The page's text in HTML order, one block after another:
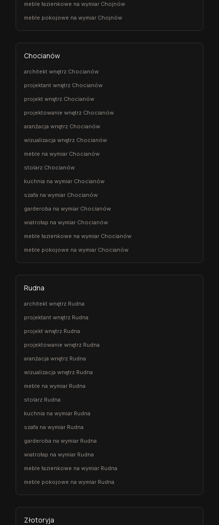
meble łazienkowe na wymiar Chojnów
meble pokojowe na wymiar Chojnów
Chocianów
architekt wnętrz Chocianów
projektant wnętrz Chocianów
projekt wnętrz Chocianów
projektowanie wnętrz Chocianów
aranżacja wnętrz Chocianów
wizualizacja wnętrz Chocianów
meble na wymiar Chocianów
stolarz Chocianów
kuchnia na wymiar Chocianów
szafa na wymiar Chocianów
garderoba na wymiar Chocianów
wiatrołap na wymiar Chocianów
meble łazienkowe na wymiar Chocianów
meble pokojowe na wymiar Chocianów
Rudna
architekt wnętrz Rudna
projektant wnętrz Rudna
projekt wnętrz Rudna
projektowanie wnętrz Rudna
aranżacja wnętrz Rudna
wizualizacja wnętrz Rudna
meble na wymiar Rudna
stolarz Rudna
kuchnia na wymiar Rudna
szafa na wymiar Rudna
garderoba na wymiar Rudna
wiatrołap na wymiar Rudna
meble łazienkowe na wymiar Rudna
meble pokojowe na wymiar Rudna
Złotoryja